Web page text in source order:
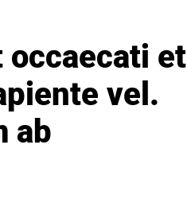
occaecati et
vel.
ab